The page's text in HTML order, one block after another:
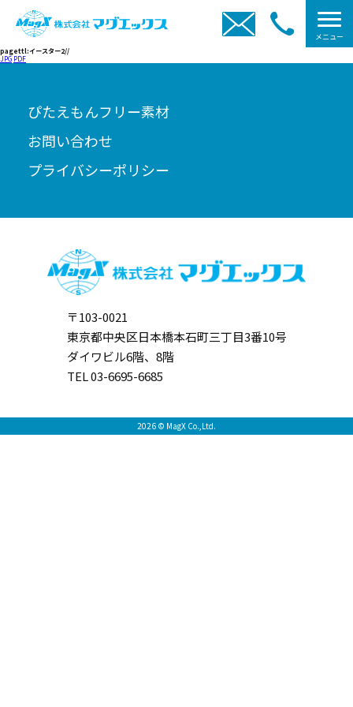
メニュー
pagettl:イースター2//
JPG PDF
ぴたえもんフリー素材
お問い合わせ
プライバシーポリシー
〒103-0021
東京都中央区日本橋本石町三丁目3番10号
ダイワビル6階、8階
TEL 03-6695-6685
2026 © MagX Co.,Ltd.